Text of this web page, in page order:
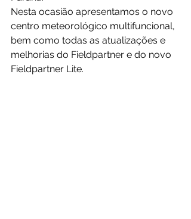
Nesta ocasião apresentamos o novo
centro meteorológico multifuncional,
bem como todas as atualizações e
melhorias do Fieldpartner e do novo
Fieldpartner Lite.